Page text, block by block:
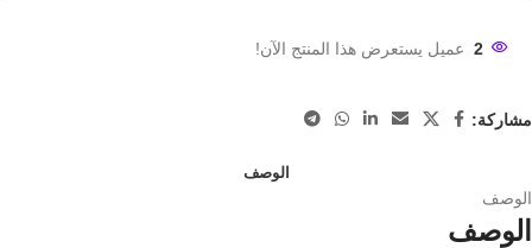
2 عميل يستعرض هذا المنتج الآن!
مشاركة:
الوصف
الوصف
الوصف